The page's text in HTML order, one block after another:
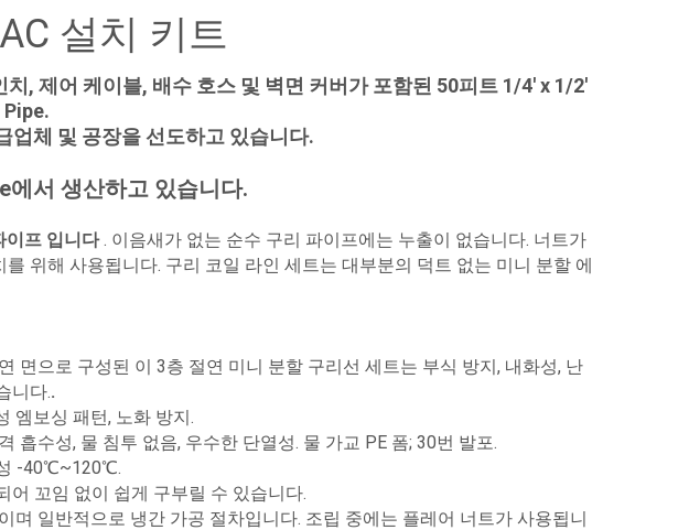
AC 설치 키트
, 제어 케이블, 배수 호스 및 벽면 커버가 포함된 50피트 1/4' x 1/2'
업체 및 공장을 선도하고 있습니다.
에서 생산하고 있습니다.
이프 입니다. 이음새가 없는 순수 구리 파이프에는 누출이 없습니다. 너트가
위해 사용됩니다. 구리 코일 라인 세트는 대부분의 덕트 없는 미니 분할 에
면으로 구성된 이 3층 절연 미니 분할 구리선 세트는 부식 방지, 내화성, 난
니다..
엠보싱 패턴, 노화 방지.
흡수성, 물 침투 없음, 우수한 단열성. 물 가교 PE 폼; 30번 발포.
성 -40℃~120℃.
어 꼬임 없이 쉽게 구부릴 수 있습니다.
며 일반적으로 냉간 가공 절차입니다. 조립 중에는 플레어 너트가 사용됩니